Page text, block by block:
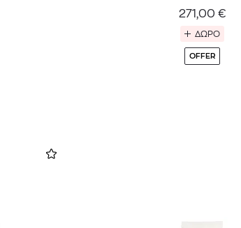
271,00 €
ΔΩΡΟ
OFFER